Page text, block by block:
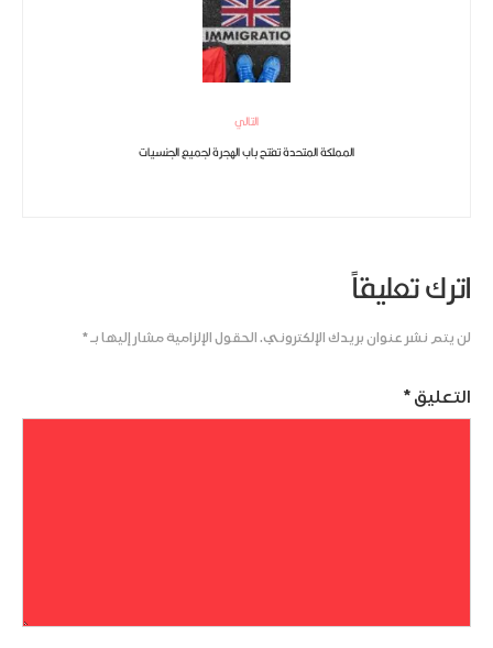
التالي
المملكة المتحدة تفتح باب الهجرة لجميع الجنسيات
اترك تعليقاً
لن يتم نشر عنوان بريدك الإلكتروني. الحقول الإلزامية مشار إليها بـ*
التعليق *